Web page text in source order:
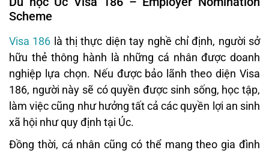
Scheme
Visa 186 là thị thực diện tay nghề chỉ định, người sở
hữu thẻ thông hành là những cá nhân được doanh
nghiệp lựa chọn. Nếu được bảo lãnh theo diện Visa
186, người này sẽ có quyền được sinh sống, học tập,
làm việc cũng như hưởng tất cả các quyền lợi an sinh
xã hội như quy định tại Úc.
Đồng thời, cá nhân cũng có thể mang theo gia đình